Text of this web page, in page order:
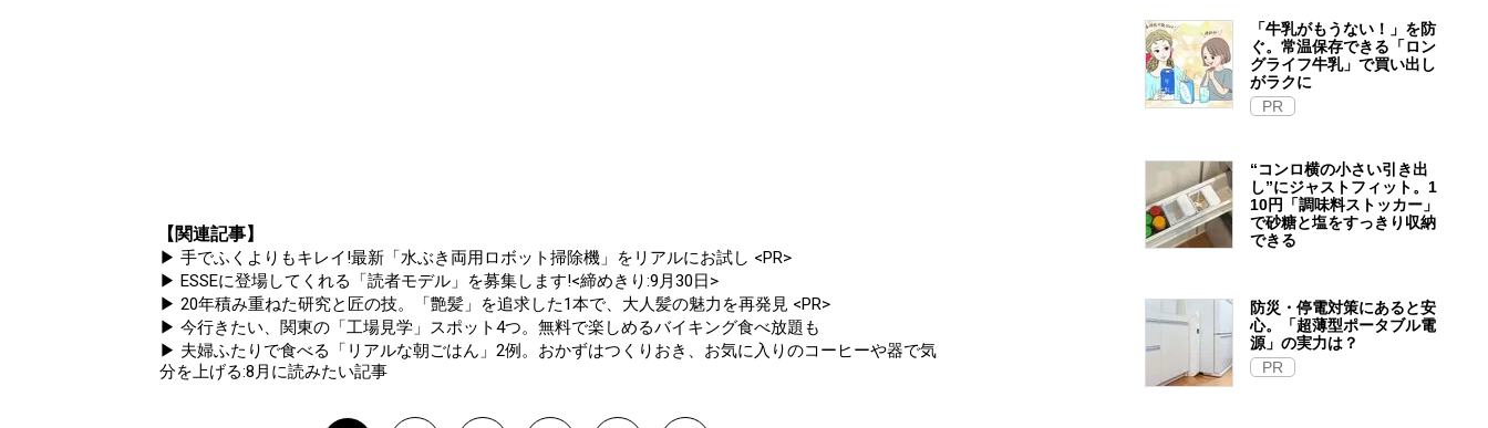
【関連記事】
▶ 手でふくよりもキレイ!最新「水ぶき両用ロボット掃除機」をリアルにお試し <PR>
▶ ESSEに登場してくれる「読者モデル」を募集します!<締めきり:9月30日>
▶ 20年積み重ねた研究と匠の技。「艶髪」を追求した1本で、大人髪の魅力を再発見 <PR>
▶ 今行きたい、関東の「工場見学」スポット4つ。無料で楽しめるバイキング食べ放題も
▶ 夫婦ふたりで食べる「リアルな朝ごはん」2例。おかずはつくりおき、お気に入りのコーヒーや器で気
分を上げる:8月に読みたい記事
「牛乳がもうない！」を防
ぐ。常温保存できる「ロン
グライフ牛乳」で買い出し
がラクに
PR
“コンロ横の小さい引き出
し”にジャストフィット。1
10円「調味料ストッカー」
で砂糖と塩をすっきり収納
できる
防災・停電対策にあると安
心。「超薄型ポータブル電
源」の実力は？​
PR